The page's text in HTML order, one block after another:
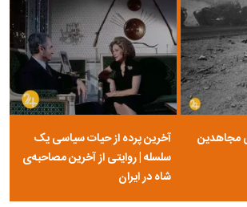
مجاهدین
آخرین پرده از حیات سیاسی یک
سلسله | روایتی از آخرین مصاحبه‌ی
شاه در ایران